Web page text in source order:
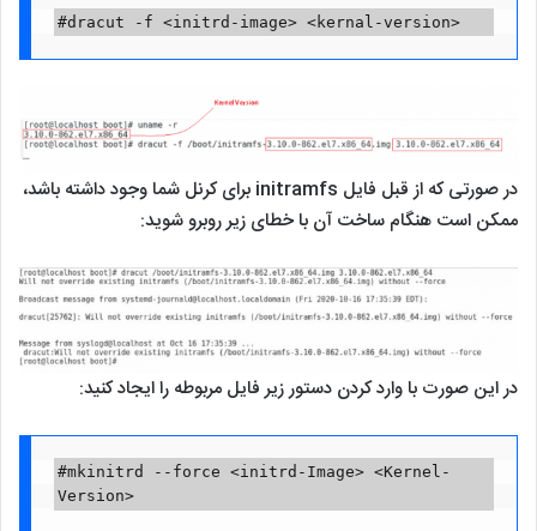
#dracut -f <initrd-image> <kernal-version>
در صورتی که از قبل فایل initramfs برای کرنل شما وجود داشته باشد،
ممکن است هنگام ساخت آن با خطای زیر روبرو شوید:
در این صورت با وارد کردن دستور زیر فایل مربوطه را ایجاد کنید:
#mkinitrd --force <initrd-Image> <Kernel-
Version>